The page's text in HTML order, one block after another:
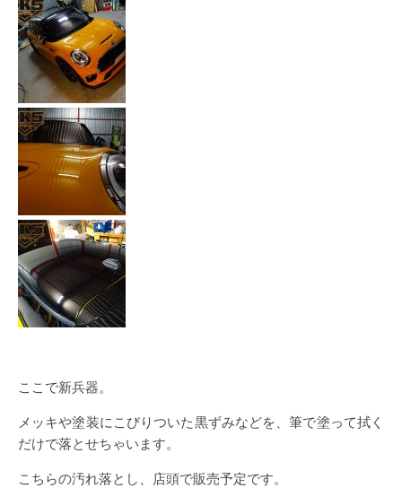
ここで新兵器。
メッキや塗装にこびりついた黒ずみなどを、筆で塗って拭く
だけで落とせちゃいます。
こちらの汚れ落とし、店頭で販売予定です。